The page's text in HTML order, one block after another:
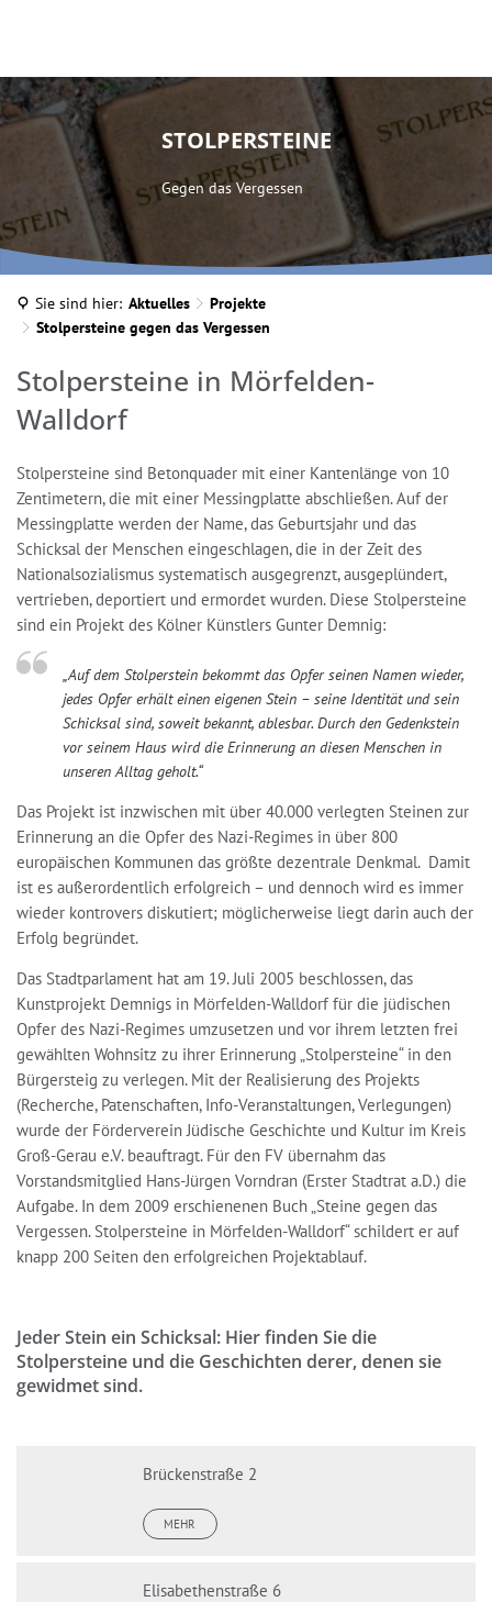
STOLPERSTEINE
Gegen das Vergessen
Sie sind hier: Aktuelles
Projekte
Stolpersteine gegen das Vergessen
Stolpersteine
gegen
das
Vergessen
Stolpersteine in Mörfelden-
Walldorf
Stolpersteine sind Betonquader mit einer Kantenlänge von 10
Zentimetern, die mit einer Messingplatte abschließen. Auf der
Messingplatte werden der Name, das Geburtsjahr und das
Schicksal der Menschen eingeschlagen, die in der Zeit des
Nationalsozialismus systematisch ausgegrenzt, ausgeplündert,
vertrieben, deportiert und ermordet wurden. Diese Stolpersteine
sind ein Projekt des Kölner Künstlers Gunter Demnig:
„Auf dem Stolperstein bekommt das Opfer seinen Namen wieder,
jedes Opfer erhält einen eigenen Stein – seine Identität und sein
Schicksal sind, soweit bekannt, ablesbar. Durch den Gedenkstein
vor seinem Haus wird die Erinnerung an diesen Menschen in
unseren Alltag geholt.“
Das Projekt ist inzwischen mit über 40.000 verlegten Steinen zur
Erinnerung an die Opfer des Nazi-Regimes in über 800
europäischen Kommunen das größte dezentrale Denkmal. Damit
ist es außerordentlich erfolgreich – und dennoch wird es immer
wieder kontrovers diskutiert; möglicherweise liegt darin auch der
Erfolg begründet.
Das Stadtparlament hat am 19. Juli 2005 beschlossen, das
Kunstprojekt Demnigs in Mörfelden-Walldorf für die jüdischen
Opfer des Nazi-Regimes umzusetzen und vor ihrem letzten frei
gewählten Wohnsitz zu ihrer Erinnerung „Stolpersteine“ in den
Bürgersteig zu verlegen. Mit der Realisierung des Projekts
(Recherche, Patenschaften, Info-Veranstaltungen, Verlegungen)
wurde der Förderverein Jüdische Geschichte und Kultur im Kreis
Groß-Gerau e.V. beauftragt. Für den FV übernahm das
Vorstandsmitglied Hans-Jürgen Vorndran (Erster Stadtrat a.D.) die
Aufgabe. In dem 2009 erschienenen Buch „Steine gegen das
Vergessen. Stolpersteine in Mörfelden-Walldorf“ schildert er auf
knapp 200 Seiten den erfolgreichen Projektablauf.
Jeder Stein ein Schicksal: Hier finden Sie die
Stolpersteine und die Geschichten derer, denen sie
gewidmet sind.
Brückenstraße 2
MEHR
Elisabethenstraße 6